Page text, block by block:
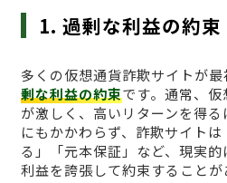
1. 過剰な利益の約束
多くの仮想通貨詐欺サイトが最
剰な利益の約束です。通常、
が激しく、高いリターンを得る
にもかかわらず、詐欺サイト
る」「元本保証」など、現実
利益を誇張して約束すること